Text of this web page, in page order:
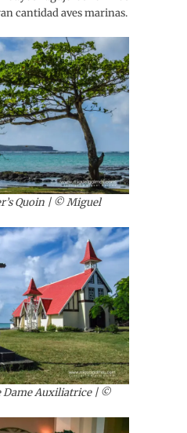
cantidad aves marinas.
Quoin | © Miguel
Dame Auxiliatrice | ©